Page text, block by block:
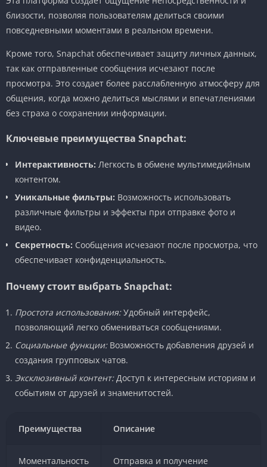
близости, позволяя пользователям делиться своими
повседневными моментами в реальном времени.
Кроме того, Snapchat обеспечивает защиту личных данных,
так как отправленные сообщения исчезают после
просмотра. Это создает более расслабленную атмосферу для
общения, когда можно делиться мыслями и впечатлениями
без страха о сохранении информации.
Ключевые преимущества Snapchat:
Интерактивность: Легкость в обмене мультимедийным
контентом.
Уникальные фильтры: Возможность использовать
различные фильтры и эффекты при отправке фото и
видео.
Секретность: Сообщения исчезают после просмотра, что
обеспечивает конфиденциальность.
Почему стоит выбрать Snapchat:
Простота использования:Удобный интерфейс,
позволяющий легко обмениваться сообщениями.
Социальные функции:Возможность добавления друзей и
создания групповых чатов.
Эксклюзивный контент:Доступ к интересным историям и
событиям от друзей и знаменитостей.
Преимущества Описание
Моментальность
Отправка и получение